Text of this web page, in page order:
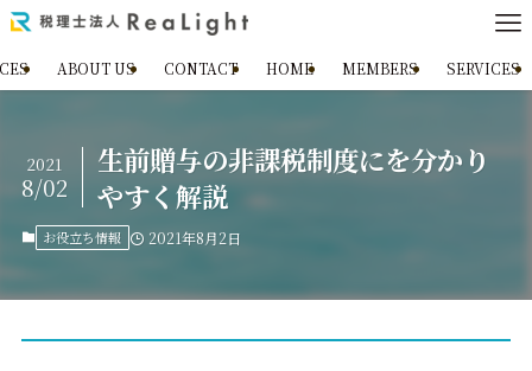
ABOUT US CONTACT HOME MEMBERS SERVICES
生前贈与の非課税制度にを分かり
やすく解説
2021
8/02
お役立ち情報 2021年8月2日